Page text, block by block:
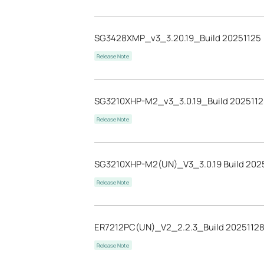
SG3428XMP_v3_3.20.19_Build 20251125
Release Note
SG3210XHP-M2_v3_3.0.19_Build
Release Note
SG3210XHP-M2(UN)_V3_3.0.19 Build
Release Note
ER7212PC(UN)_V2_2.2.3_Build 20251128
Release Note